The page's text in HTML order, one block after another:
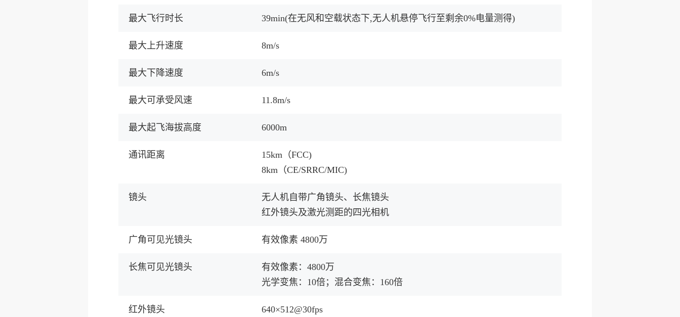
最大飞行时长 39min(在无风和空载状态下,无人机悬停飞行至剩余0%电量测得)
最大上升速度 8m/s
最大下降速度 6m/s
最大可承受风速 11.8m/s
最大起飞海拔高度 6000m
通讯距离
15km（FCC)
8km（CE/SRRC/MIC)
镜头
无人机自带广角镜头、长焦镜头
红外镜头及激光测距的四光相机
广角可见光镜头 有效像素 4800万
长焦可见光镜头
有效像素：4800万
光学变焦：10倍；混合变焦：160倍
红外镜头 640×512@30fps